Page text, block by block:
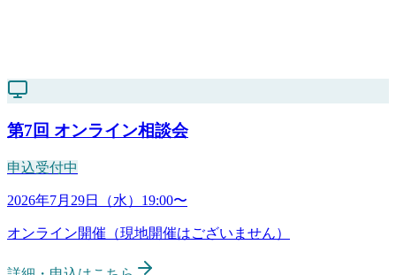
第7回 オンライン相談会
申込受付中